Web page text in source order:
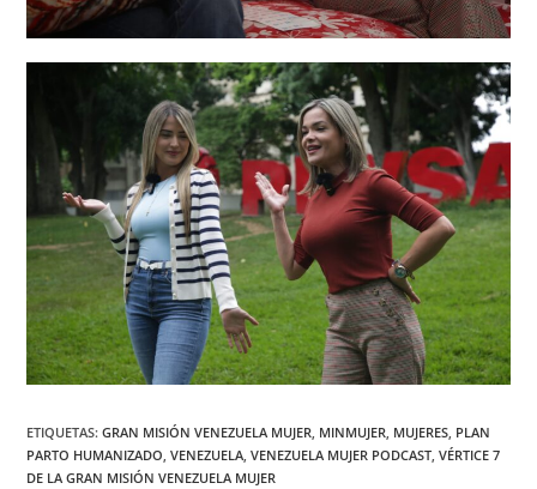
ETIQUETAS:GRAN MISIÓN VENEZUELA MUJER MINMUJER MUJERES PLAN
PARTO HUMANIZADO VENEZUELA VENEZUELA MUJER PODCAST VÉRTICE 7
DE LA GRAN MISIÓN VENEZUELA MUJER